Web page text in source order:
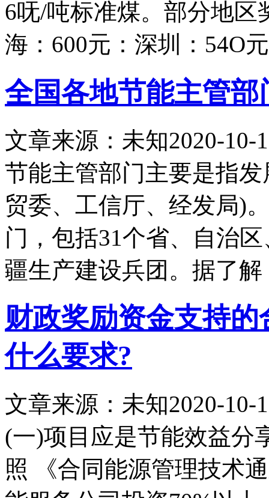
6呒/吨标准煤。部分地区
海：600元：深圳：54O
全国各地节能主管部
文章来源：未知2020-10-
节能主管部门主要是指
贸委、工信厅、经发局)
门，包括31个省、自治
疆生产建设兵团。据了解
财政奖励资金支持
什么要求?
文章来源：未知2020-10-
(一)项目应是节能效益分
照 《合同能源管理技术